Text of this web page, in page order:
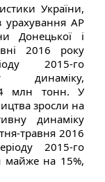
України,
урахування АР
Донецької і
2016 року
2015-го
динаміку,
млн тонн. У
зросли на
динаміку
травня 2016
2015-го
майже на 15%,